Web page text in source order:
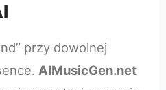
przy dowolnej
AIMusicGen.net